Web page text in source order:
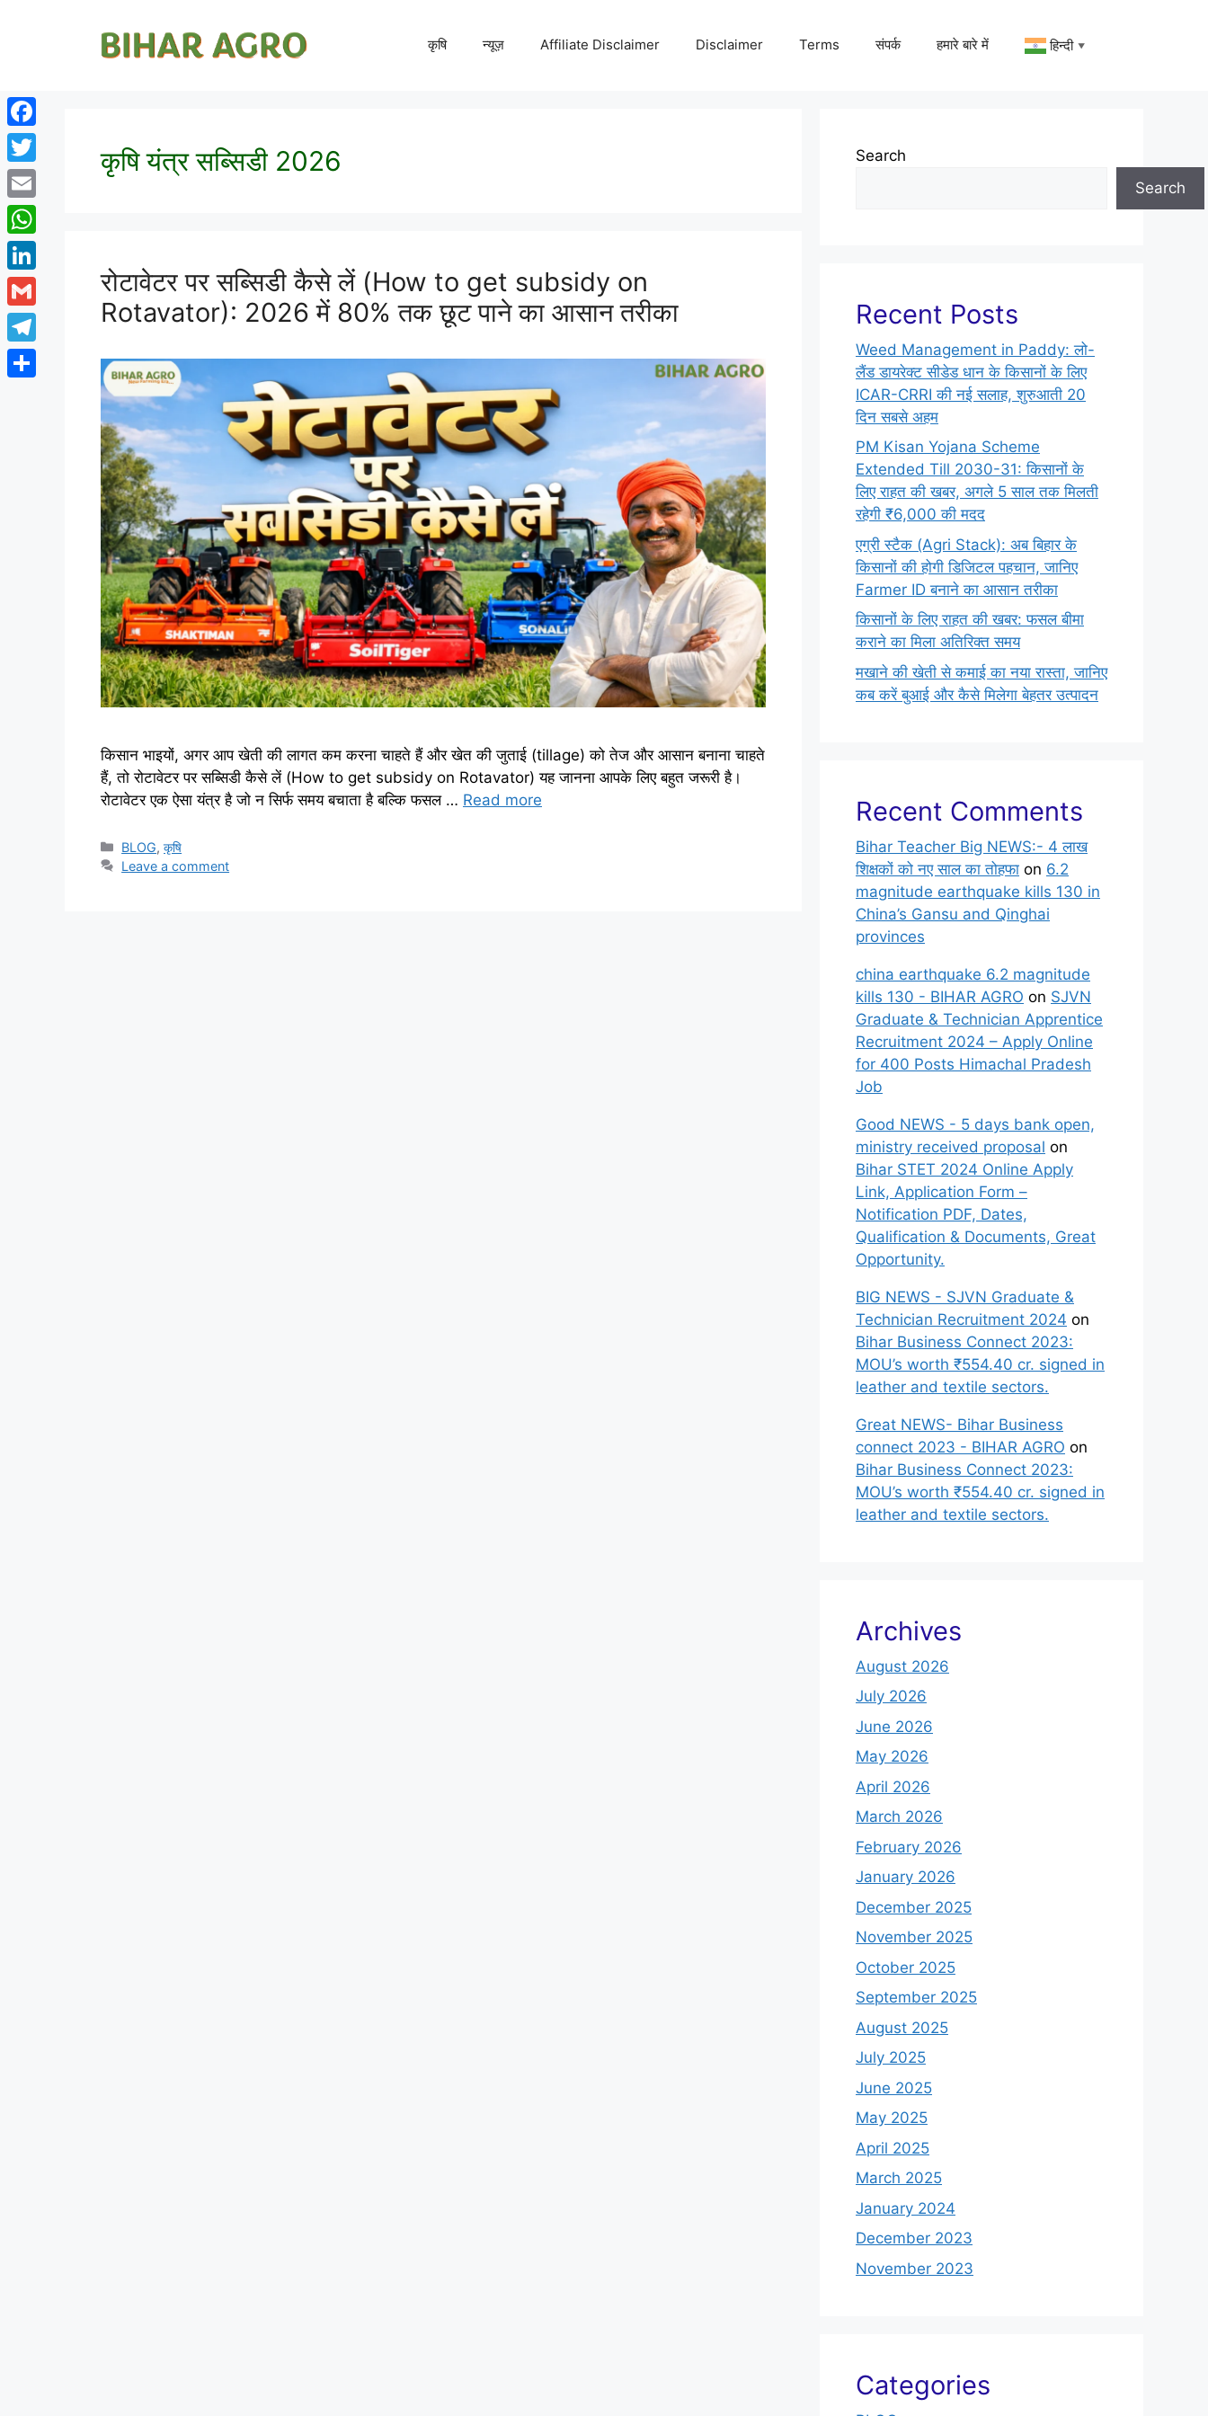
कृषि न्यूज़ Affiliate Disclaimer Disclaimer Terms संपर्क हमारे बारे में हिन्दी ▼
कृषि यंत्र सब्सिडी 2026
रोटावेटर पर सब्सिडी कैसे लें (How to get subsidy on
Rotavator): 2026 में 80% तक छूट पाने का आसान तरीका
किसान भाइयों, अगर आप खेती की लागत कम करना चाहते हैं और खेत की जुताई (tillage) को तेज और आसान बनाना चाहते
हैं, तो रोटावेटर पर सब्सिडी कैसे लें (How to get subsidy on Rotavator) यह जानना आपके लिए बहुत जरूरी है।
रोटावेटर एक ऐसा यंत्र है जो न सिर्फ समय बचाता है बल्कि फसल … Read more
BLOG,कृषि
Leave a comment
Search
Search
Recent Posts
Weed Management in Paddy: लो-
लैंड डायरेक्ट सीडेड धान के किसानों के लिए
ICAR-CRRI की नई सलाह, शुरुआती 20
दिन सबसे अहम
PM Kisan Yojana Scheme
Extended Till 2030-31: किसानों के
लिए राहत की खबर, अगले 5 साल तक मिलती
रहेगी ₹6,000 की मदद
एग्री स्टैक (Agri Stack): अब बिहार के
किसानों की होगी डिजिटल पहचान, जानिए
Farmer ID बनाने का आसान तरीका
किसानों के लिए राहत की खबर: फसल बीमा
कराने का मिला अतिरिक्त समय
मखाने की खेती से कमाई का नया रास्ता, जानिए
कब करें बुआई और कैसे मिलेगा बेहतर उत्पादन
Recent Comments
Bihar Teacher Big NEWS:- 4 लाख
शिक्षकों को नए साल का तोहफा on 6.2
magnitude earthquake kills 130 in
China’s Gansu and Qinghai
provinces
china earthquake 6.2 magnitude
kills 130 - BIHAR AGRO on SJVN
Graduate & Technician Apprentice
Recruitment 2024 – Apply Online
for 400 Posts Himachal Pradesh
Job
Good NEWS - 5 days bank open,
ministry received proposal on
Bihar STET 2024 Online Apply
Link, Application Form –
Notification PDF, Dates,
Qualification & Documents, Great
Opportunity.
BIG NEWS - SJVN Graduate &
Technician Recruitment 2024 on
Bihar Business Connect 2023:
MOU’s worth ₹554.40 cr. signed in
leather and textile sectors.
Great NEWS- Bihar Business
connect 2023 - BIHAR AGRO on
Bihar Business Connect 2023:
MOU’s worth ₹554.40 cr. signed in
leather and textile sectors.
Archives
August 2026
July 2026
June 2026
May 2026
April 2026
March 2026
February 2026
January 2026
December 2025
November 2025
October 2025
September 2025
August 2025
July 2025
June 2025
May 2025
April 2025
March 2025
January 2024
December 2023
November 2023
Categories
Facebook
Twitter
Email
WhatsApp
LinkedIn
Gmail
Telegram